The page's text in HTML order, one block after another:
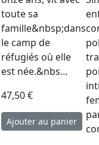
toute sa
famille&nbsp;dans
le camp de
réfugiés où elle
est née.&nbs…
47,50 €